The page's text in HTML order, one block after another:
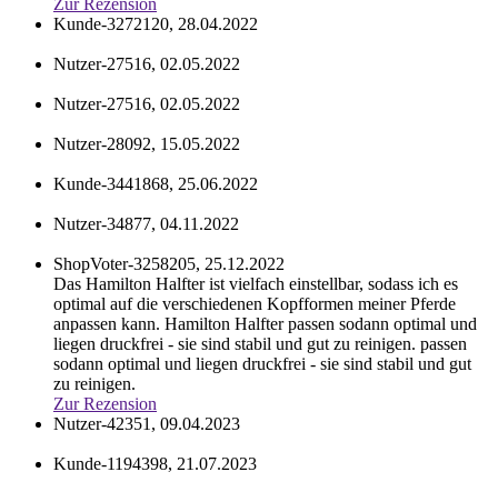
Kunde-3272120, 28.04.2022
Nutzer-27516, 02.05.2022
Nutzer-27516, 02.05.2022
Nutzer-28092, 15.05.2022
Kunde-3441868, 25.06.2022
Nutzer-34877, 04.11.2022
ShopVoter-3258205, 25.12.2022
Das Hamilton Halfter ist vielfach einstellbar, sodass ich es
optimal auf die verschiedenen Kopfformen meiner Pferde
anpassen kann. Hamilton Halfter passen sodann optimal und
liegen druckfrei - sie sind stabil und gut zu reinigen. passen
sodann optimal und liegen druckfrei - sie sind stabil und gut
zu reinigen.
Zur Rezension
Nutzer-42351, 09.04.2023
Kunde-1194398, 21.07.2023